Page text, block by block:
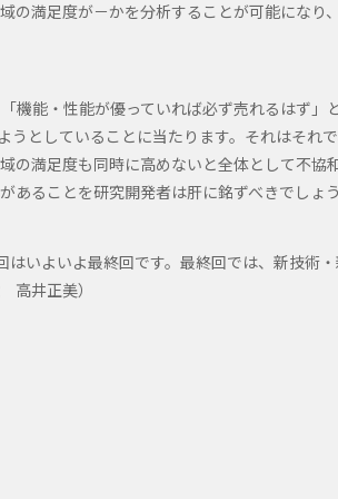
の満足度が－かを分析することが可能になり
機能・性能が優っていれば必ず売れるはず」
うとしていることに当たります。それはそれ
の満足度も同時に高めないと全体として不協
あることを研究開発者は肝に銘ずべきでしょう
いよいよ最終回です。最終回では、新技術
井正美）